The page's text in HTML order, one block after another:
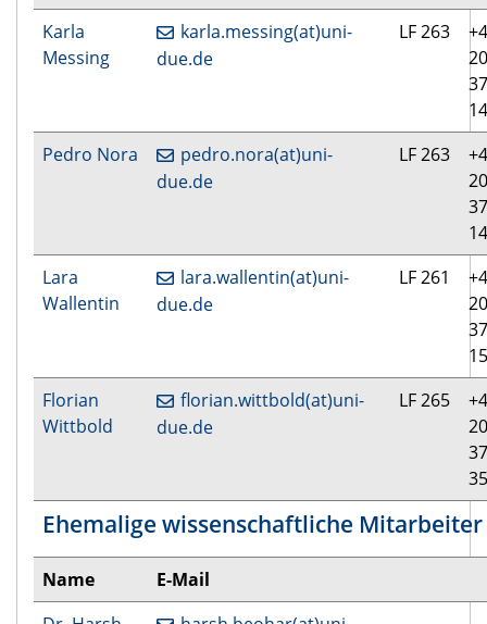
Karla
Messing
karla.messing(at)uni-
due.de
LF 263
Pedro Nora
pedro.nora(at)uni-
due.de
LF 263
Lara
Wallentin
lara.wallentin(at)uni-
due.de
LF 261
Florian
Wittbold
florian.wittbold(at)uni-
due.de
LF 265
Ehemalige wissenschaftliche Mitarbeiter
Name
E-Mail